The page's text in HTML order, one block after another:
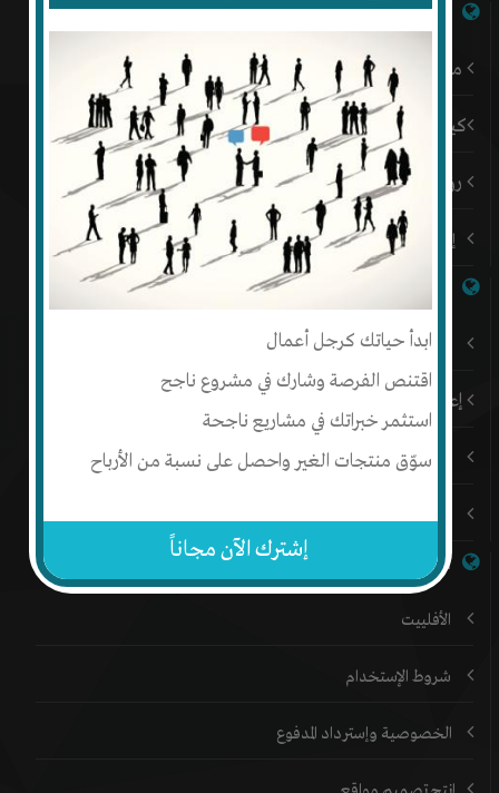
ابدأ حياتك كرجل أعمال
اقتنص الفرصة وشارك في مشروع ناجح
استثمر خبراتك في مشاريع ناجحة
سوّق منتجات الغير واحصل على نسبة من الأرباح
إشترك الآن مجاناً
شبكة إنتج
من نحن
كيف أبدأ
رؤيتنا
إتصل بنا
باقات إنتج المميزة
إعلن على إنتج
المدونة
المنتدي
خدمات إنتج
الأفلييت
شروط الإستخدام
الخصوصية وإسترداد المدفوع